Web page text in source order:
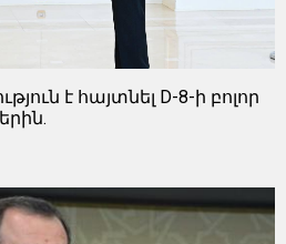
է հայտնել D-8-ի բոլոր